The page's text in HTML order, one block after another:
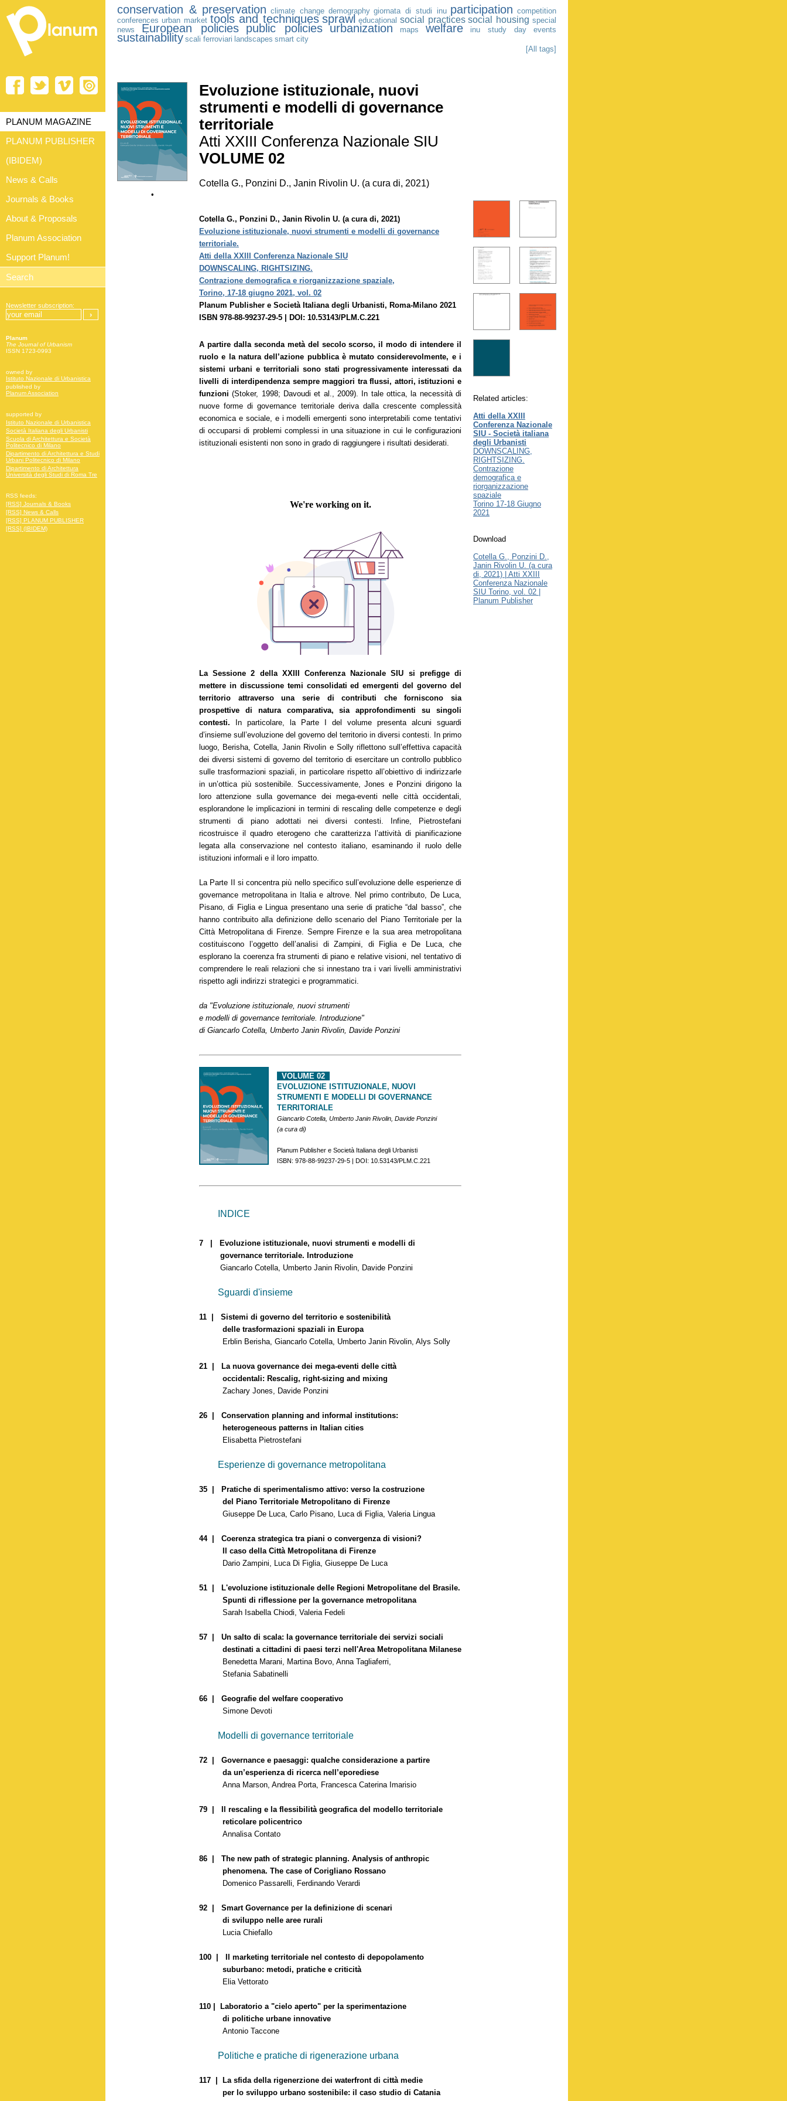
conservation & preservation climate change demography giornata di studi inu participation competition
conferences urban market tools and techniques sprawl educational social practices social housing special
news
European policies public policies urbanization maps welfare inu study day events
sustainability scali ferroviari landscapes smart city
[All tags]
•
Evoluzione istituzionale, nuovi
strumenti e modelli di governance
territoriale
Atti XXIII Conferenza Nazionale SIU
VOLUME 02
Cotella G., Ponzini D., Janin Rivolin U. (a cura di, 2021)
Cotella G., Ponzini D., Janin Rivolin U. (a cura di, 2021)
Evoluzione istituzionale, nuovi strumenti e modelli di governance
territoriale.
Atti della XXIII Conferenza Nazionale SIU
DOWNSCALING, RIGHTSIZING.
Contrazione demografica e riorganizzazione spaziale,
Torino, 17-18 giugno 2021, vol. 02
Planum Publisher e Società Italiana degli Urbanisti, Roma-Milano 2021
ISBN 978-88-99237-29-5 | DOI: 10.53143/PLM.C.221
A partire dalla seconda metà del secolo scorso, il modo di intendere il
ruolo e la natura dell’azione pubblica è mutato considerevolmente, e i
sistemi urbani e territoriali sono stati progressivamente interessati da
livelli di interdipendenza sempre maggiori tra flussi, attori, istituzioni e
funzioni (Stoker, 1998; Davoudi et al., 2009). In tale ottica, la necessità di
nuove forme di governance territoriale deriva dalla crescente complessità
economica e sociale, e i modelli emergenti sono interpretabili come tentativi
di occuparsi di problemi complessi in una situazione in cui le configurazioni
istituzionali esistenti non sono in grado di raggiungere i risultati desiderati.
La Sessione 2 della XXIII Conferenza Nazionale SIU si prefigge di
mettere in discussione temi consolidati ed emergenti del governo del
territorio attraverso una serie di contributi che forniscono sia
prospettive di natura comparativa, sia approfondimenti su singoli
contesti. In particolare, la Parte I del volume presenta alcuni sguardi
d’insieme sull’evoluzione del governo del territorio in diversi contesti. In primo
luogo, Berisha, Cotella, Janin Rivolin e Solly riflettono sull’effettiva capacità
dei diversi sistemi di governo del territorio di esercitare un controllo pubblico
sulle trasformazioni spaziali, in particolare rispetto all’obiettivo di indirizzarle
in un’ottica più sostenibile. Successivamente, Jones e Ponzini dirigono la
loro attenzione sulla governance dei mega-eventi nelle città occidentali,
esplorandone le implicazioni in termini di rescaling delle competenze e degli
strumenti di piano adottati nei diversi contesti. Infine, Pietrostefani
ricostruisce il quadro eterogeno che caratterizza l’attività di pianificazione
legata alla conservazione nel contesto italiano, esaminando il ruolo delle
istituzioni informali e il loro impatto.
La Parte II si concentra più nello specifico sull’evoluzione delle esperienze di
governance metropolitana in Italia e altrove. Nel primo contributo, De Luca,
Pisano, di Figlia e Lingua presentano una serie di pratiche “dal basso”, che
hanno contribuito alla definizione dello scenario del Piano Territoriale per la
Città Metropolitana di Firenze. Sempre Firenze e la sua area metropolitana
costituiscono l’oggetto dell’analisi di Zampini, di Figlia e De Luca, che
esplorano la coerenza fra strumenti di piano e relative visioni, nel tentativo di
comprendere le reali relazioni che si innestano tra i vari livelli amministrativi
rispetto agli indirizzi strategici e programmatici.
da "Evoluzione istituzionale, nuovi strumenti
e modelli di governance territoriale. Introduzione"
di Giancarlo Cotella, Umberto Janin Rivolin, Davide Ponzini
VOLUME 02
EVOLUZIONE ISTITUZIONALE, NUOVI
STRUMENTI E MODELLI DI GOVERNANCE
TERRITORIALE
Giancarlo Cotella, Umberto Janin Rivolin, Davide Ponzini
(a cura di)
Planum Publisher e Società Italiana degli Urbanisti
ISBN: 978-88-99237-29-5 | DOI: 10.53143/PLM.C.221
INDICE
7 | Evoluzione istituzionale, nuovi strumenti e modelli di
governance territoriale. Introduzione
Giancarlo Cotella, Umberto Janin Rivolin, Davide Ponzini
Sguardi d'insieme
11 | Sistemi di governo del territorio e sostenibilità
delle trasformazioni spaziali in Europa
Erblin Berisha, Giancarlo Cotella, Umberto Janin Rivolin, Alys Solly
21 | La nuova governance dei mega-eventi delle città
occidentali: Rescalig, right-sizing and mixing
Zachary Jones, Davide Ponzini
26 | Conservation planning and informal institutions:
heterogeneous patterns in Italian cities
Elisabetta Pietrostefani
Esperienze di governance metropolitana
35 | Pratiche di sperimentalismo attivo: verso la costruzione
del Piano Territoriale Metropolitano di Firenze
Giuseppe De Luca, Carlo Pisano, Luca di Figlia, Valeria Lingua
44 | Coerenza strategica tra piani o convergenza di visioni?
Il caso della Città Metropolitana di Firenze
Dario Zampini, Luca Di Figlia, Giuseppe De Luca
51 | L'evoluzione istituzionale delle Regioni Metropolitane del Brasile.
Spunti di riflessione per la governance metropolitana
Sarah Isabella Chiodi, Valeria Fedeli
57 | Un salto di scala: la governance territoriale dei servizi sociali
destinati a cittadini di paesi terzi nell'Area Metropolitana Milanese
Benedetta Marani, Martina Bovo, Anna Tagliaferri,
Stefania Sabatinelli
66 | Geografie del welfare cooperativo
Simone Devoti
Modelli di governance territoriale
72 | Governance e paesaggi: qualche considerazione a partire
da un’esperienza di ricerca nell’eporediese
Anna Marson, Andrea Porta, Francesca Caterina Imarisio
79 | Il rescaling e la flessibilità geografica del modello territoriale
reticolare policentrico
Annalisa Contato
86 | The new path of strategic planning. Analysis of anthropic
phenomena. The case of Corigliano Rossano
Domenico Passarelli, Ferdinando Verardi
92 | Smart Governance per la definizione di scenari
di sviluppo nelle aree rurali
Lucia Chiefallo
100 | Il marketing territoriale nel contesto di depopolamento
suburbano: metodi, pratiche e criticità
Elia Vettorato
110 | Laboratorio a "cielo aperto" per la sperimentazione
di politiche urbane innovative
Antonio Taccone
Politiche e pratiche di rigenerazione urbana
117 | La sfida della rigenerzione dei waterfront di città medie
per lo sviluppo urbano sostenibile: il caso studio di Catania
Related articles:
Atti della XXIII
Conferenza Nazionale
SIU - Società italiana
degli Urbanisti
DOWNSCALING,
RIGHTSIZING.
Contrazione
demografica e
riorganizzazione
spaziale
Torino 17-18 Giugno
2021
Download
Cotella G., Ponzini D.,
Janin Rivolin U. (a cura
di, 2021) | Atti XXIII
Conferenza Nazionale
SIU Torino, vol. 02 |
Planum Publisher
PLANUM MAGAZINE
PLANUM PUBLISHER
(IBIDEM)
News & Calls
Journals & Books
About & Proposals
Planum Association
Support Planum!
Newsletter subscription:
Planum
The Journal of Urbanism
ISSN 1723-0993
owned by
Istituto Nazionale di Urbanistica
published by
Planum Association
supported by
Istituto Nazionale di Urbanistica
Società Italiana degli Urbanisti
Scuola di Architettura e Società
Politecnico di Milano
Dipartimento di Architettura e Studi
Urbani Politecnico di Milano
Dipartimento di Architettura
Università degli Studi di Roma Tre
RSS feeds:
[RSS] Journals & Books
[RSS] News & Calls
[RSS] PLANUM PUBLISHER
[RSS] (IBIDEM)